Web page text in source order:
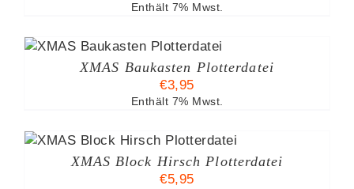
Enthält 7% Mwst.
XMAS Baukasten Plotterdatei
€3,95
Enthält 7% Mwst.
XMAS Block Hirsch Plotterdatei
€5,95